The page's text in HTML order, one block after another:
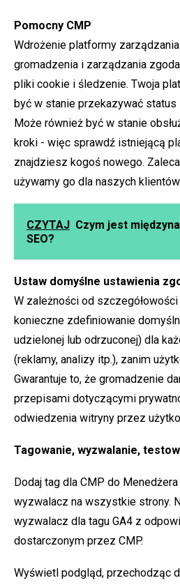
Pomocny CMP
Wdrożenie platformy
gromadzenia i zarządzania
pliki cookie i śledzenie. Twoja
być w stanie przekazywać status
Może również być w stanie
kroki - więc sprawdź istniejącą
znajdziesz kogoś nowego.
używamy go dla naszych klientów.
CZYTAJ Czym jest
SEO?
Ustaw domyślne ustawienia
W zależności od
konieczne zdefiniowanie
udzielonej lub odrzuconej) dla
(reklamy, analizy itp.), zanim
Gwarantuje to, że gromadzenie
przepisami dotyczącymi
odwiedzenia witryny przez
Tagowanie, wyzwalanie,
Dodaj tag dla CMP do
wyzwalacz na wszystkie strony.
wyzwalacz dla tagu GA4 z
dostarczonym przez CMP.
Wyświetl podgląd, przechodząc